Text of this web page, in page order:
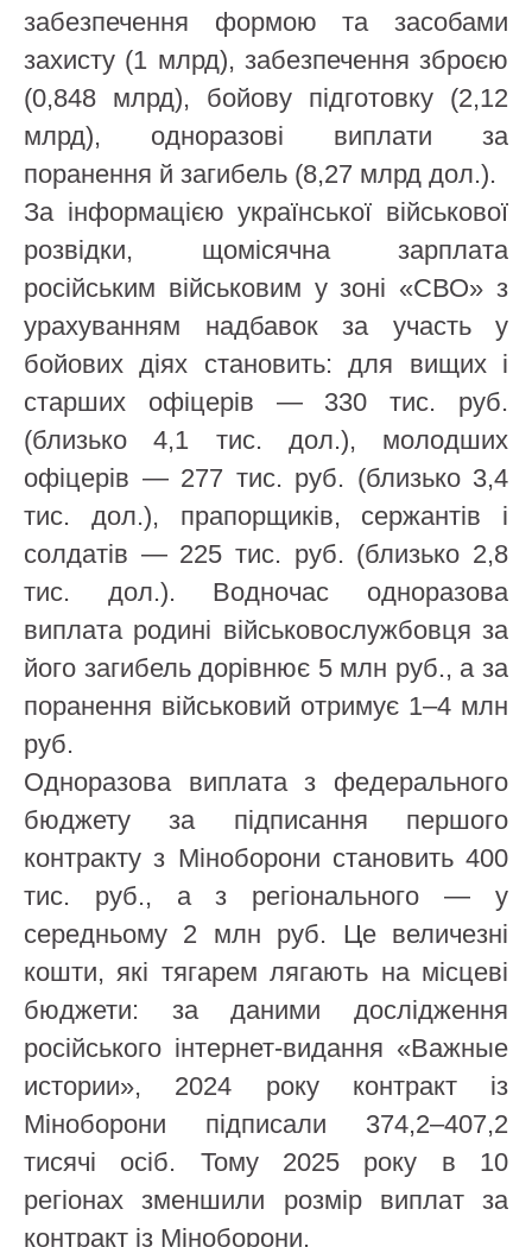
забезпечення формою та засобами
захисту (1 млрд), забезпечення зброєю
(0,848 млрд), бойову підготовку (2,12
млрд), одноразові виплати за
поранення й загибель (8,27 млрд дол.).
За інформацією української військової
розвідки, щомісячна зарплата
російським військовим у зоні «СВО» з
урахуванням надбавок за участь у
бойових діях становить: для вищих і
старших офіцерів — 330 тис. руб.
(близько 4,1 тис. дол.), молодших
офіцерів — 277 тис. руб. (близько 3,4
тис. дол.), прапорщиків, сержантів і
солдатів — 225 тис. руб. (близько 2,8
тис. дол.). Водночас одноразова
виплата родині військовослужбовця за
його загибель дорівнює 5 млн руб., а за
поранення військовий отримує 1–4 млн
руб.
Одноразова виплата з федерального
бюджету за підписання першого
контракту з Міноборони становить 400
тис. руб., а з регіонального — у
середньому 2 млн руб. Це величезні
кошти, які тягарем лягають на місцеві
бюджети: за даними дослідження
російського інтернет-видання «Важные
истории», 2024 року контракт із
Міноборони підписали 374,2–407,2
тисячі осіб. Тому 2025 року в 10
регіонах зменшили розмір виплат за
контракт із Міноборони.